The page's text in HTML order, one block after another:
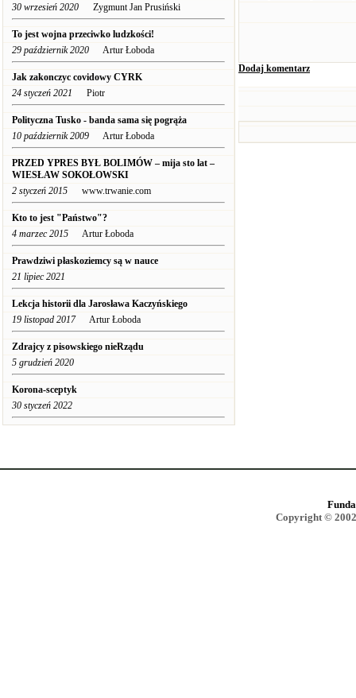
30 wrzesień 2020 Zygmunt Jan Prusiński
To jest wojna przeciwko ludzkości!
29 październik 2020 Artur Łoboda
Jak zakonczyc covidowy CYRK
24 styczeń 2021 Piotr
Polityczna Tusko - banda sama się pogrąża
10 październik 2009 Artur Łoboda
PRZED YPRES BYŁ BOLIMÓW – mija sto lat –
WIESŁAW SOKOŁOWSKI
2 styczeń 2015 www.trwanie.com
Kto to jest "Państwo"?
4 marzec 2015 Artur Łoboda
Prawdziwi płaskoziemcy są w nauce
21 lipiec 2021
Lekcja historii dla Jarosława Kaczyńskiego
19 listopad 2017Artur Łoboda
Zdrajcy z pisowskiego nieRządu
5 grudzień 2020
Korona-sceptyk
30 styczeń 2022
Dodaj komentarz
Copyright ©